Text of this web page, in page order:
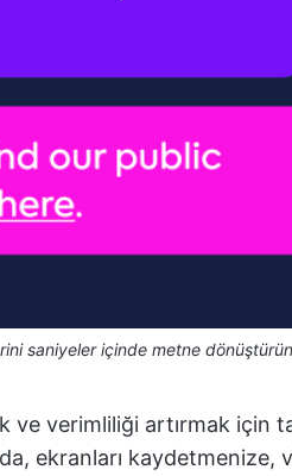
saniyeler içinde metne dönüştürün
verimliliği artırmak için
ekranları kaydetmenize,